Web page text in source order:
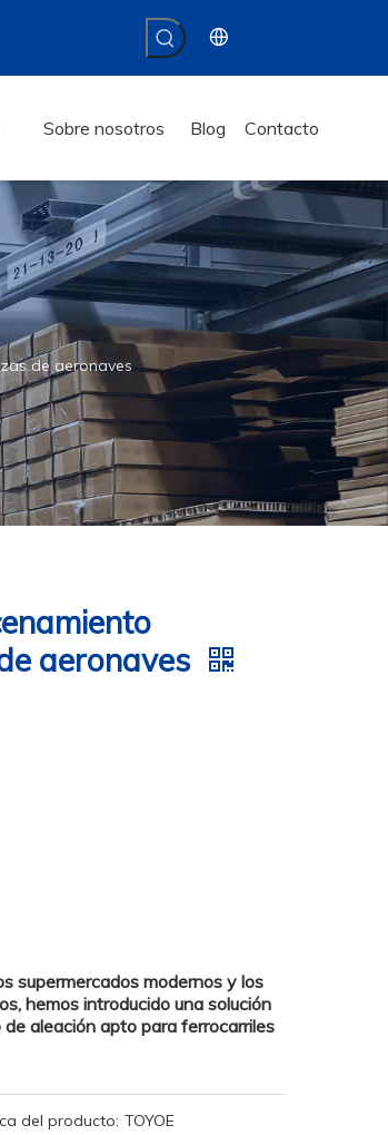
Sobre nosotros Blog Contacto
de aeronaves
aeronaves
supermercados modernos y los
hemos introducido una solución
aleación apto para ferrocarriles
del producto: TOYOE